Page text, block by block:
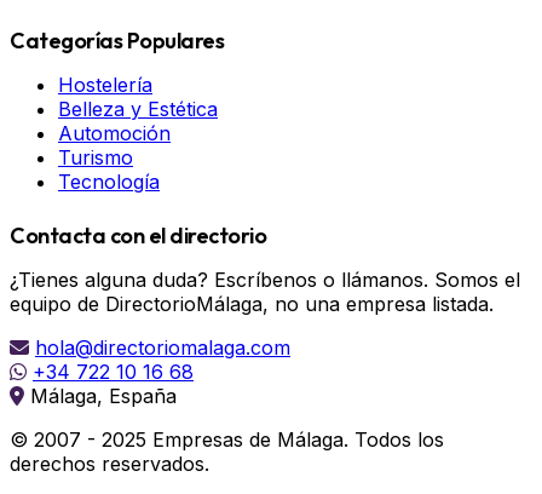
Categorías Populares
Hostelería
Belleza y Estética
Automoción
Turismo
Tecnología
Contacta con el directorio
¿Tienes alguna duda? Escríbenos o llámanos. Somos el
equipo de DirectorioMálaga, no una empresa listada.
hola@directoriomalaga.com
+34 722 10 16 68
Málaga, España
© 2007 - 2025 Empresas de Málaga. Todos los
derechos reservados.